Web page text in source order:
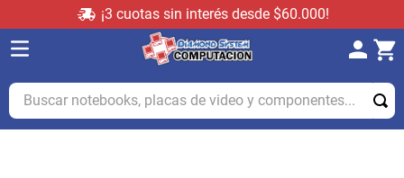
¡3 cuotas sin interés desde $60.000!
Buscar notebooks, placas de video y componentes...